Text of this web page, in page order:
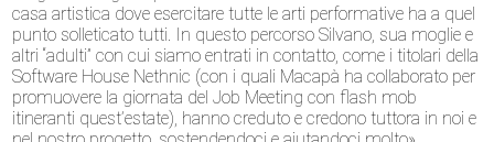
casa artistica dove esercitare tutte le arti performative ha a quel
punto solleticato tutti. In questo percorso Silvano, sua moglie e
altri “adulti” con cui siamo entrati in contatto, come i titolari della
Software House Nethnic (con i quali Macapà ha collaborato per
promuovere la giornata del Job Meeting con flash mob
itineranti quest’estate), hanno creduto e credono tuttora in noi e